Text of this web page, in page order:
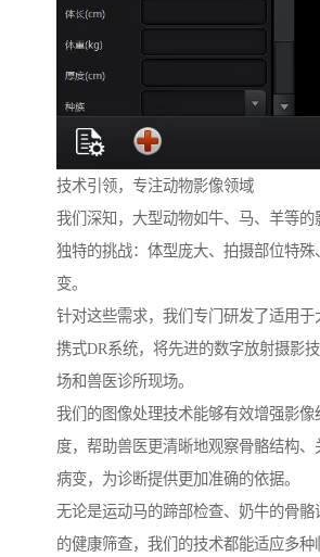
技术引领，专注动物影像领域
我们深知，大型动物如牛、马、羊等的
独特的挑战：体型庞大、拍摄部位特殊
变。
针对这些需求，我们专门研发了适用于
携式DR系统，将先进的数字放射摄影
场和兽医诊所现场。
我们的图像处理技术能够有效增强影像
度，帮助兽医更清晰地观察骨骼结构、
病变，为诊断提供更加准确的依据。
无论是运动马的蹄部检查、奶牛的骨骼
的健康筛查，我们的技术都能适应多种